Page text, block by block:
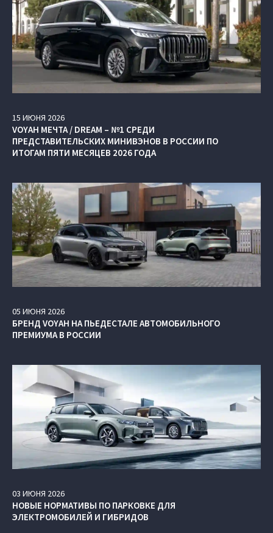
15 ИЮНЯ 2026
VOYAH МЕЧТА / DREAM – №1 СРЕДИ
ПРЕДСТАВИТЕЛЬСКИХ МИНИВЭНОВ В РОССИИ ПО
ИТОГАМ ПЯТИ МЕСЯЦЕВ 2026 ГОДА
05 ИЮНЯ 2026
БРЕНД VOYAH НА ПЬЕДЕСТАЛЕ АВТОМОБИЛЬНОГО
ПРЕМИУМА В РОССИИ
03 ИЮНЯ 2026
НОВЫЕ НОРМАТИВЫ ПО ПАРКОВКЕ ДЛЯ
ЭЛЕКТРОМОБИЛЕЙ И ГИБРИДОВ